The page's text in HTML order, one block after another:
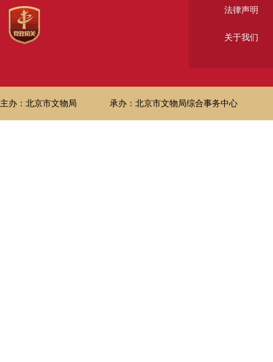
法律声明
关于我们
主办：北京市文物局 承办：北京市文物局综合事务中心